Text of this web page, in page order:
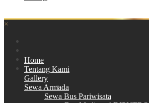
×
Home
Tentang Kami
Gallery
Sewa Armada
Sewa Bus Pariwisata